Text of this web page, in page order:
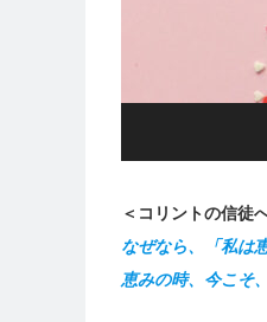
＜コリントの信徒
なぜなら、「私は
恵みの時、今こそ